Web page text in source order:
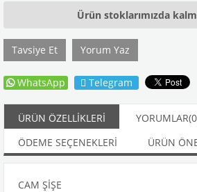
Ürün stoklarımızda
Tavsiye Et Yorum Yaz
WhatsApp Telegram
ÜRÜN ÖZELLIKLERI YORUMLAR
ÖDEME SEÇENEKLERI
ÜRÜN
CAM ŞİŞE